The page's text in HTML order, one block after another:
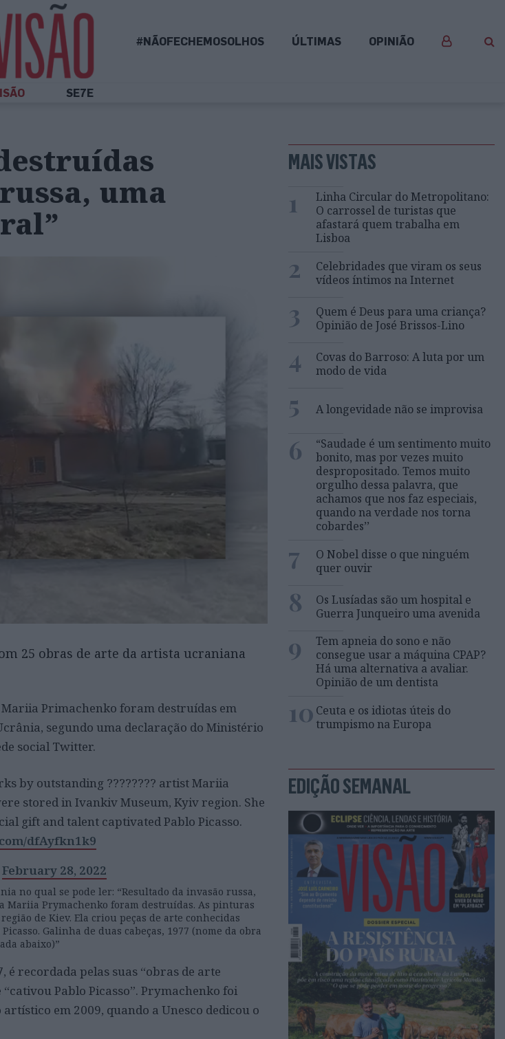
#NÃOFECHEMOSOLHOS ÚLTIMAS OPINIÃO
SE7E
uma
25 obras de arte da artista ucraniana
Primachenko foram destruídas em
segundo uma declaração do Ministério
social Twitter.
by outstanding ???????? artist Mariia
stored in Ivankiv Museum, Kyiv region. She
gift and talent captivated Pablo Picasso.
dfAyfkn1k9
February 28, 2022
no qual se pode ler: “Resultado da invasão russa,
Mariia Prymachenko foram destruídas. As pinturas
de Kiev. Ela criou peças de arte conhecidas
Galinha de duas cabeças, 1977 (nome da obra
abaixo)”
recordada pelas suas “obras de arte
Pablo Picasso”. Prymachenko foi
em 2009, quando a Unesco dedicou o
MAIS VISTAS
1
Linha Circular do Metropolitano:
O carrossel de turistas que
afastará quem trabalha em
Lisboa
2
Celebridades que viram os seus
vídeos íntimos na Internet
3
Quem é Deus para uma criança?
Opinião de José Brissos-Lino
4
Covas do Barroso: A luta por um
modo de vida
5 A longevidade não se improvisa
6
“Saudade é um sentimento muito
bonito, mas por vezes muito
despropositado. Temos muito
orgulho dessa palavra, que
achamos que nos faz especiais,
quando na verdade nos torna
cobardes’’
7
O Nobel disse o que ninguém
quer ouvir
8
Os Lusíadas são um hospital e
Guerra Junqueiro uma avenida
9
Tem apneia do sono e não
consegue usar a máquina CPAP?
Há uma alternativa a avaliar.
Opinião de um dentista
10 Ceuta e os idiotas úteis do
trumpismo na Europa
EDIÇÃO SEMANAL